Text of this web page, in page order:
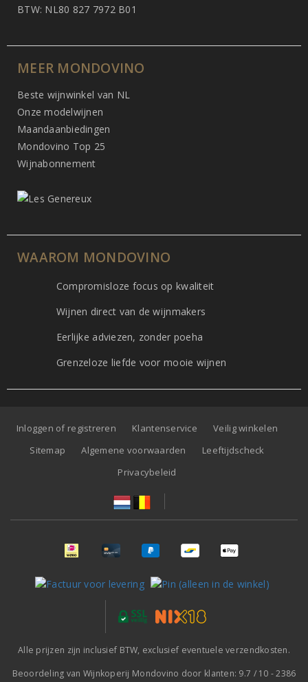
BTW: NL80 827 7972 B01
MEER MONDOVINO
Beste wijnwinkel van NL
Onze modelwijnen
Maandaanbiedingen
Mondovino Top 25
Wijnabonnement
WAAROM MONDOVINO
Compromisloze focus op kwaliteit
Wijnen direct van de wijnmakers
Eerlijke adviezen, zonder poeha
Grenzeloze liefde voor mooie wijnen
Inloggen of registreren Klantenservice
Veilig winkelen
Sitemap
Algemene voorwaarden
Leeftijdscheck
Privacybeleid
Alle prijzen zijn inclusief BTW, exclusief eventuele verzendkosten.
Beoordeling van Wijnkoperij Mondovino door klanten: 9.7 / 10 -2386